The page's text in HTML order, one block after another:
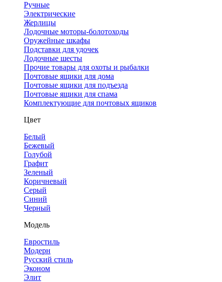
Ручные
Электрические
Жерлицы
Лодочные моторы-болотоходы
Оружейные шкафы
Подставки для удочек
Лодочные шесты
Прочие товары для охоты и рыбалки
Почтовые ящики для дома
Почтовые ящики для подъезда
Почтовые ящики для спама
Комплектующие для почтовых ящиков
Цвет
Белый
Бежевый
Голубой
Графит
Зеленый
Коричневый
Серый
Синий
Черный
Модель
Евростиль
Модерн
Русский стиль
Эконом
Элит